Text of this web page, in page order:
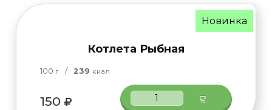
Новинка
Котлета Рыбная
100 г / 239 ккал
150